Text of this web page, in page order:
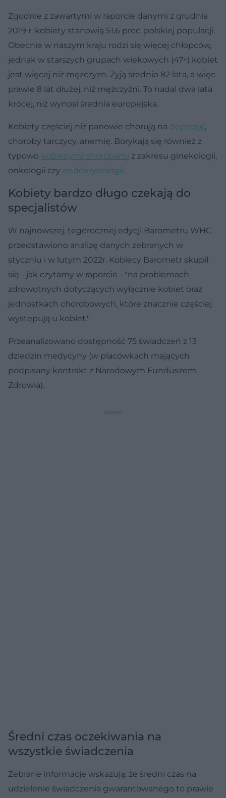
Zgodnie z zawartymi w raporcie danymi z grudnia
2019 r. kobiety stanowią 51,6 proc. polskiej populacji.
Obecnie w naszym kraju rodzi się więcej chłopców,
jednak w starszych grupach wiekowych (47+) kobiet
jest więcej niż mężczyzn. Żyją średnio 82 lata, a więc
prawie 8 lat dłużej, niż mężczyźni. To nadal dwa lata
krócej, niż wynosi średnia europejska.
Kobiety częściej niż panowie chorują na depresję,
choroby tarczycy, anemię. Borykają się również z
typowo kobiecymi chorobami z zakresu ginekologii,
onkologii czy endokrynologii.
Kobiety bardzo długo czekają do
specjalistów
W najnowszej, tegorocznej edycji Barometru WHC
przedstawiono analizę danych zebranych w
styczniu i w lutym 2022r. Kobiecy Barometr skupił
się - jak czytamy w raporcie - "na problemach
zdrowotnych dotyczących wyłącznie kobiet oraz
jednostkach chorobowych, które znacznie częściej
występują u kobiet."
Przeanalizowano dostępność 75 świadczeń z 13
dziedzin medycyny (w placówkach mających
podpisany kontrakt z Narodowym Funduszem
Zdrowia).
Średni czas oczekiwania na
wszystkie świadczenia
Zebrane informacje wskazują, że średni czas na
udzielenie świadczenia gwarantowanego to prawie